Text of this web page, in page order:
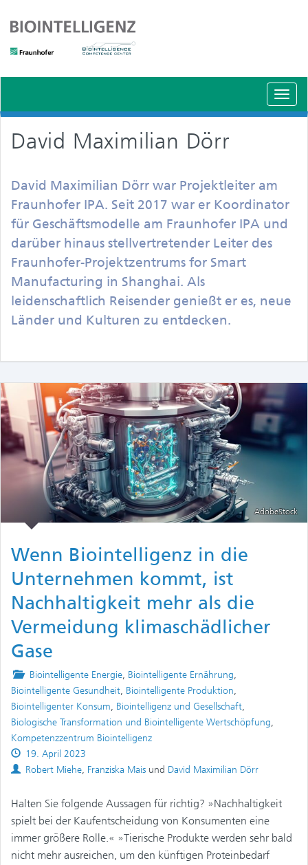
David Maximilian Dörr
David Maximilian Dörr war Projektleiter am
Fraunhofer IPA. Seit 2017 war er Koordinator
für Geschäftsmodelle am Fraunhofer IPA und
darüber hinaus stellvertretender Leiter des
Fraunhofer-Projektzentrums for Smart
Manufacturing in Shanghai. Als
leidenschaftlich Reisender genießt er es, neue
Länder und Kulturen zu entdecken.
AdobeStock
Wenn Biointelligenz in die
Unternehmen kommt, ist
Nachhaltigkeit mehr als die
Vermeidung klimaschädlicher
Gase
Posted
in
Biointelligente Energie, Biointelligente Ernährung,
Biointelligente Gesundheit, Biointelligente Produktion,
Biointelligenter Konsum, Biointelligenz und Gesellschaft,
Biologische Transformation und Biointelligente Wertschöpfung,
Kompetenzzentrum Biointelligenz
Published
on
19. April 2023
Authors
Robert Miehe, Franziska Mais und David Maximilian Dörr
Halten Sie folgende Aussagen für richtig? »Nachhaltigkeit
spielt bei der Kaufentscheidung von Konsumenten eine
immer größere Rolle.« »Tierische Produkte werden sehr bald
nicht mehr ausreichen, um den künftigen Proteinbedarf